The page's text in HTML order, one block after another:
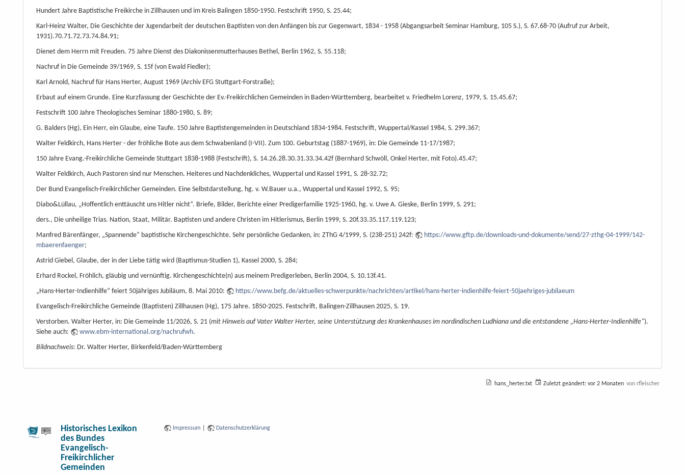
Hundert Jahre Baptistische Freikirche in Zillhausen und im Kreis Balingen 1850-1950. Festschrift 1950, S. 25.44;
Karl-Heinz Walter, Die Geschichte der Jugendarbeit der deutschen Baptisten von den Anfängen bis zur Gegenwart, 1834 - 1958 (Abgangsarbeit Seminar Hamburg, 105 S.), S. 67.68-70 (Aufruf zur Arbeit,
1931).70.71.72.73.74.84.91;
Dienet dem Herrn mit Freuden. 75 Jahre Dienst des Diakonissenmutterhauses Bethel, Berlin 1962, S. 55.118;
Nachruf in Die Gemeinde 39/1969, S. 15f (von Ewald Fiedler);
Karl Arnold, Nachruf für Hans Herter, August 1969 (Archiv EFG Stuttgart-Forstraße);
Erbaut auf einem Grunde. Eine Kurzfassung der Geschichte der Ev.-Freikirchlichen Gemeinden in Baden-Württemberg, bearbeitet v. Friedhelm Lorenz, 1979, S. 15.45.67;
Festschrift 100 Jahre Theologisches Seminar 1880-1980, S. 89;
G. Balders (Hg), Ein Herr, ein Glaube, eine Taufe. 150 Jahre Baptistengemeinden in Deutschland 1834-1984. Festschrift, Wuppertal/Kassel 1984, S. 299.367;
Walter Feldkirch, Hans Herter - der fröhliche Bote aus dem Schwabenland (I-VII). Zum 100. Geburtstag (1887-1969), in: Die Gemeinde 11-17/1987;
150 Jahre Evang.-Freikirchliche Gemeinde Stuttgart 1838-1988 (Festschrift), S. 14.26.28.30.31.33.34.42f (Bernhard Schwöll, Onkel Herter, mit Foto).45.47;
Walter Feldkirch, Auch Pastoren sind nur Menschen. Heiteres und Nachdenkliches, Wuppertal und Kassel 1991, S. 28-32.72;
Der Bund Evangelisch-Freikirchlicher Gemeinden. Eine Selbstdarstellung, hg. v. W.Bauer u.a., Wuppertal und Kassel 1992, S. 95;
Diabo&Lüllau, „Hoffentlich enttäuscht uns Hitler nicht“. Briefe, Bilder, Berichte einer Predigerfamilie 1925-1960, hg. v. Uwe A. Gieske, Berlin 1999, S. 291;
ders., Die unheilige Trias. Nation, Staat, Militär. Baptisten und andere Christen im Hitlerismus, Berlin 1999, S. 20f.33.35.117.119.123;
Manfred Bärenfänger, „Spannende“ baptistische Kirchengeschichte. Sehr persönliche Gedanken, in: ZThG 4/1999, S. (238-251) 242f:
https://www.gftp.de/downloads-und-dokumente/send/27-zthg-04-1999/142-
mbaerenfaenger;
Astrid Giebel, Glaube, der in der Liebe tätig wird (Baptismus-Studien 1), Kassel 2000, S. 284;
Erhard Rockel, Fröhlich, gläubig und vernünftig. Kirchengeschichte(n) aus meinem Predigerleben, Berlin 2004, S. 10.13f.41.
„Hans-Herter-Indienhilfe“ feiert 50jähriges Jubiläum, 8. Mai 2010:
https://www.befg.de/aktuelles-schwerpunkte/nachrichten/artikel/hans-herter-indienhilfe-feiert-50jaehriges-jubilaeum
Evangelisch-Freikirchliche Gemeinde (Baptisten) Zillhausen (Hg), 175 Jahre. 1850-2025. Festschrift, Balingen-Zillhausen 2025, S. 19.
Verstorben. Walter Herter, in: Die Gemeinde 11/2026, S. 21 (mit Hinweis auf Vater Walter Herter, seine Unterstützung des Krankenhauses im nordindischen Ludhiana und die entstandene „Hans-Herter-Indienhilfe“).
Siehe auch:
www.ebm-international.org/nachrufwh.
Bildnachweis: Dr. Walter Herter, Birkenfeld/Baden-Württemberg
hans_herter.txt Zuletzt geändert: vor 2 Monaten von rfleischer
Historisches Lexikon
des Bundes
Evangelisch-
Freikirchlicher
Gemeinden
Impressum Datenschutzerklärung